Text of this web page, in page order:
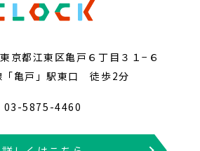
都江東区亀戸６丁目３１−６
「亀戸」駅東口 徒歩2分
03-5875-4460